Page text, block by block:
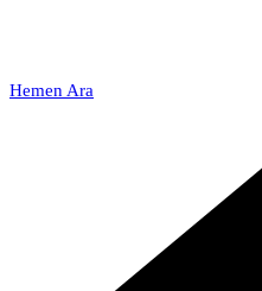
Hemen Ara